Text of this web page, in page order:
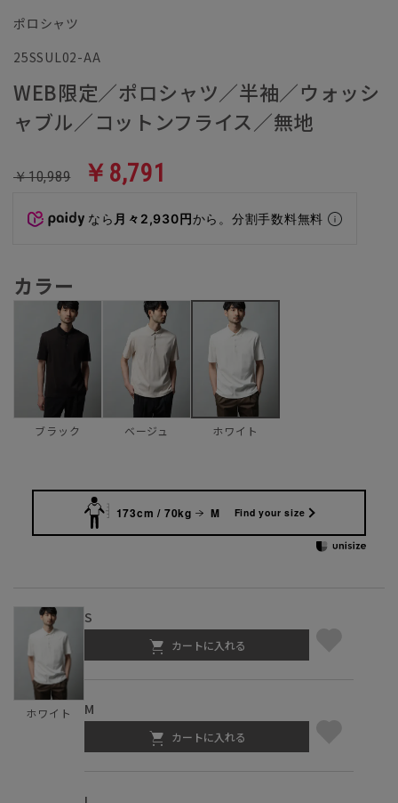
ポロシャツ
25SSUL02-AA
WEB限定／ポロシャツ／半袖／ウォッシ
ャブル／コットンフライス／無地
￥10,989 ￥8,791
なら 月々2,930円から。分割手数料無料
カラー
ブラック ベージュ ホワイト
173cm / 70kg M Find your size
ホワイト
S
カートに入れる
M
カートに入れる